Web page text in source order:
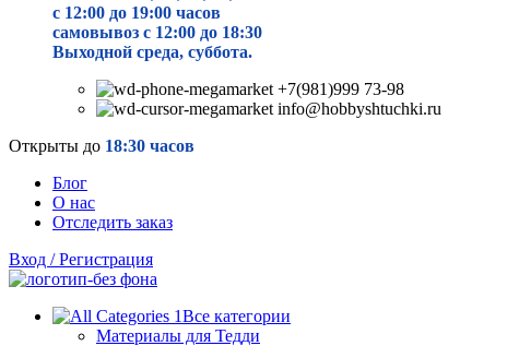
с 12:00 до 19:00 часов
самовывоз с 12:00 до 18:30
Выходной среда, суббота.
+7(981)999 73-98
info@hobbyshtuchki.ru
Открыты до 18:30 часов
Блог
О нас
Отследить заказ
Вход / Регистрация
Все категории
Материалы для Тедди